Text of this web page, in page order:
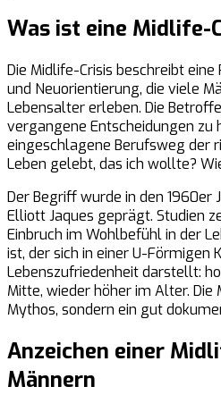
Was ist eine Midlife-
Die Midlife-Crisis beschreibt eine
und Neuorientierung, die viele
Lebensalter erleben. Die
vergangene Entscheidungen zu
eingeschlagene Berufsweg der
Leben gelebt, das ich wollte?
Der Begriff wurde in den 1960er
Elliott Jaques geprägt. Studien
Einbruch im Wohlbefühl in der
ist, der sich in einer U-Förmigen
Lebenszufriedenheit darstellt:
Mitte, wieder höher im Alter. Die
Mythos, sondern ein gut
Anzeichen einer
Männern